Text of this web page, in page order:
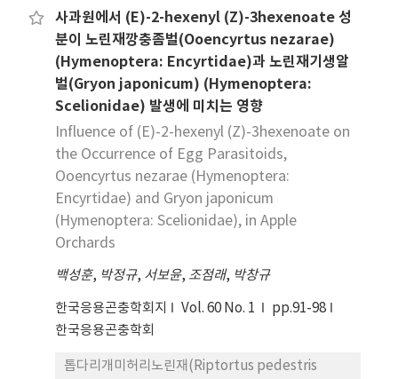
발생량이 가장 많았고, 사과굴나방, 복숭아심식나방,
사과잎말이나방 순으로 발생하였다. 농가에서는 살균
제와 살충제를 각 12.4회, 살비제는 2.4회 살포하였
다. 대부분 사과원 주변 식생은 사과 또는 논이었으며,
자두, 복숭아, 포도 또는 폐과원이 있을 경우 복숭아
순나방 밀도가 특히 높았다. 복숭아심식나방 역시 주
변에 복숭아나 포도가 있을 경우 그 발생량이 더 높았
다. 사과굴나방은 복숭아, 포도, 폐과원 그리고 대추
가 있는 지역에서 발생량이 많았다. 이러한 결과는 농
업 지역에서 경관 관리는 농촌 어메니티 개선뿐 아니
라 병해충 관리의 차원에서 기능적 다양성을 추구하
는 방향으로 진행되어야 한다는 점을 시사한다.
사과원에서 (E)-2-hexenyl (Z)-3hexenoate 성
분이 노린재깡충좀벌(Ooencyrtus nezarae)
(Hymenoptera: Encyrtidae)과 노린재기생알
벌(Gryon japonicum) (Hymenoptera:
Scelionidae) 발생에 미치는 영향
Influence of (E)-2-hexenyl (Z)-3hexenoate on
the Occurrence of Egg Parasitoids,
Ooencyrtus nezarae (Hymenoptera:
Encyrtidae) and Gryon japonicum
(Hymenoptera: Scelionidae), in Apple
Orchards
백성훈, 박정규, 서보윤, 조점래, 박창규
한국응용곤충학회지 Vol. 60 No. 1
pp.91-98
한국응용곤충학회
톱다리개미허리노린재(Riptortus pedestris